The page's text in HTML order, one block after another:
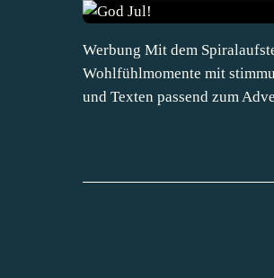
Werbung Mit dem
Wohlfühlmomente mit
und Texten passend zum